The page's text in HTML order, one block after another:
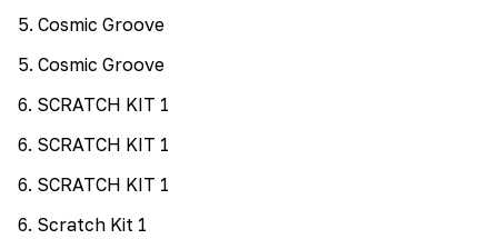
5. Cosmic Groove
5. Cosmic Groove
6. SCRATCH KIT 1
6. SCRATCH KIT 1
6. SCRATCH KIT 1
6. Scratch Kit 1